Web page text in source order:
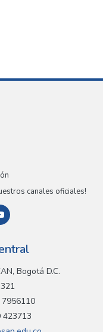
canales oficiales!
Bogotá D.C.
423713